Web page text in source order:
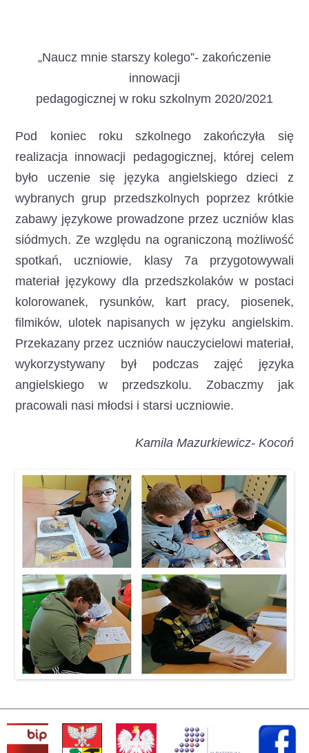
„Naucz mnie starszy kolego”- zakończenie
innowacji
pedagogicznej w roku szkolnym 2020/2021
Pod koniec roku szkolnego zakończyła się
realizacja innowacji pedagogicznej, której celem
było uczenie się języka angielskiego dzieci z
wybranych grup przedszkolnych poprzez krótkie
zabawy językowe prowadzone przez uczniów klas
siódmych. Ze względu na ograniczoną możliwość
spotkań, uczniowie, klasy 7a przygotowywali
materiał językowy dla przedszkolaków w postaci
kolorowanek, rysunków, kart pracy, piosenek,
filmików, ulotek napisanych w języku angielskim.
Przekazany przez uczniów nauczycielowi materiał,
wykorzystywany był podczas zajęć języka
angielskiego w przedszkolu. Zobaczmy jak
pracowali nasi młodsi i starsi uczniowie.
Kamila Mazurkiewicz- Kocoń